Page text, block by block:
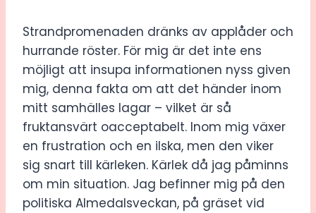
Strandpromenaden dränks av applåder och
hurrande röster. För mig är det inte ens
möjligt att insupa informationen nyss given
mig, denna fakta om att det händer inom
mitt samhälles lagar – vilket är så
fruktansvärt oacceptabelt. Inom mig växer
en frustration och en ilska, men den viker
sig snart till kärleken. Kärlek då jag påminns
om min situation. Jag befinner mig på den
politiska Almedalsveckan, på gräset vid